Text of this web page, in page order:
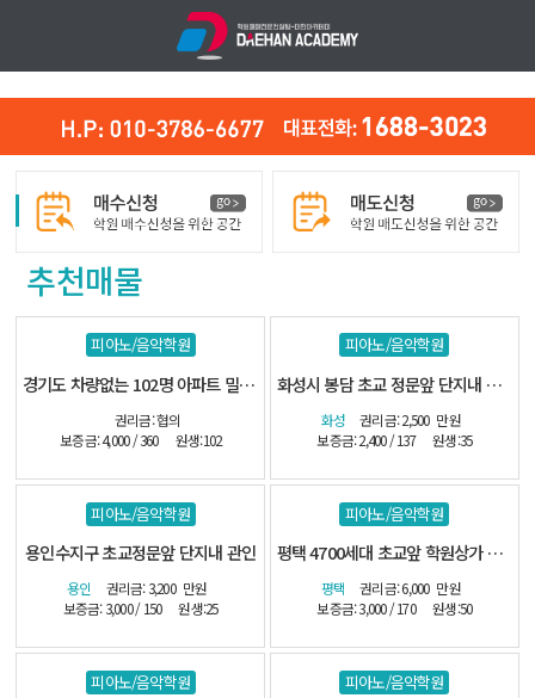
추천매물
피아노/음악학원
경기도 차량없는 102명 아파트 밀집지역
권리금: 협의
보증금: 4,000 / 360
원생:102
피아노/음악학원
화성시 봉담 초교 정문앞 단지내 관인음악
화성 권리금: 2,500 만원
보증금: 2,400 / 137
원생:35
피아노/음악학원
용인수지구 초교정문앞 단지내 관인
용인 권리금: 3,200 만원
보증금: 3,000 / 150
원생:25
피아노/음악학원
평택 4700세대 초교앞 학원상가 관인
평택 권리금: 6,000 만원
보증금: 3,000 / 170
원생:50
피아노/음악학원 피아노/음악학원